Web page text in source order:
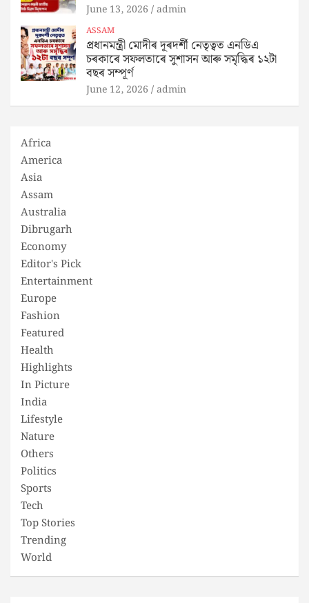
June 13, 2026 admin
ASSAM
প্রধানমন্ত্রী মোদীৰ দূৰদৰ্শী নেতৃত্বত এনডিএ
চৰকাৰে সফলতাৰে সুশাসন আৰু সমৃদ্ধিৰ ১২টা
বছৰ সম্পূৰ্ণ
June 12, 2026 admin
Africa
America
Asia
Assam
Australia
Dibrugarh
Economy
Editor's Pick
Entertainment
Europe
Fashion
Featured
Health
Highlights
In Picture
India
Lifestyle
Nature
Others
Politics
Sports
Tech
Top Stories
Trending
World